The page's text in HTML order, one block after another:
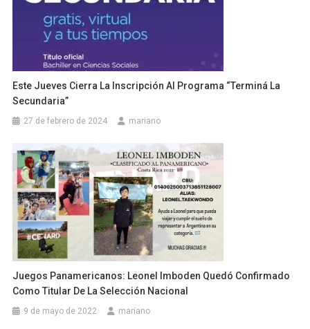
Este Jueves Cierra La Inscripción Al Programa “Terminá La
Secundaria”
27 de febrero de 2024 mariano
Juegos Panamericanos: Leonel Imboden Quedó Confirmado
Como Titular De La Selección Nacional
9 de mayo de 2022 mariano